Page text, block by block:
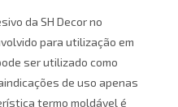
da SH Decor no
para utilização em
ser utilizado como
de uso apenas
termo moldável é